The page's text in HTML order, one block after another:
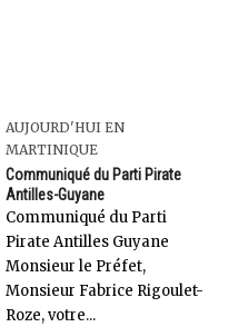
AUJOURD'HUI EN
MARTINIQUE
Communiqué du Parti Pirate
Antilles-Guyane
Communiqué du Parti
Pirate Antilles Guyane
Monsieur le Préfet,
Monsieur Fabrice Rigoulet-
Roze, votre...